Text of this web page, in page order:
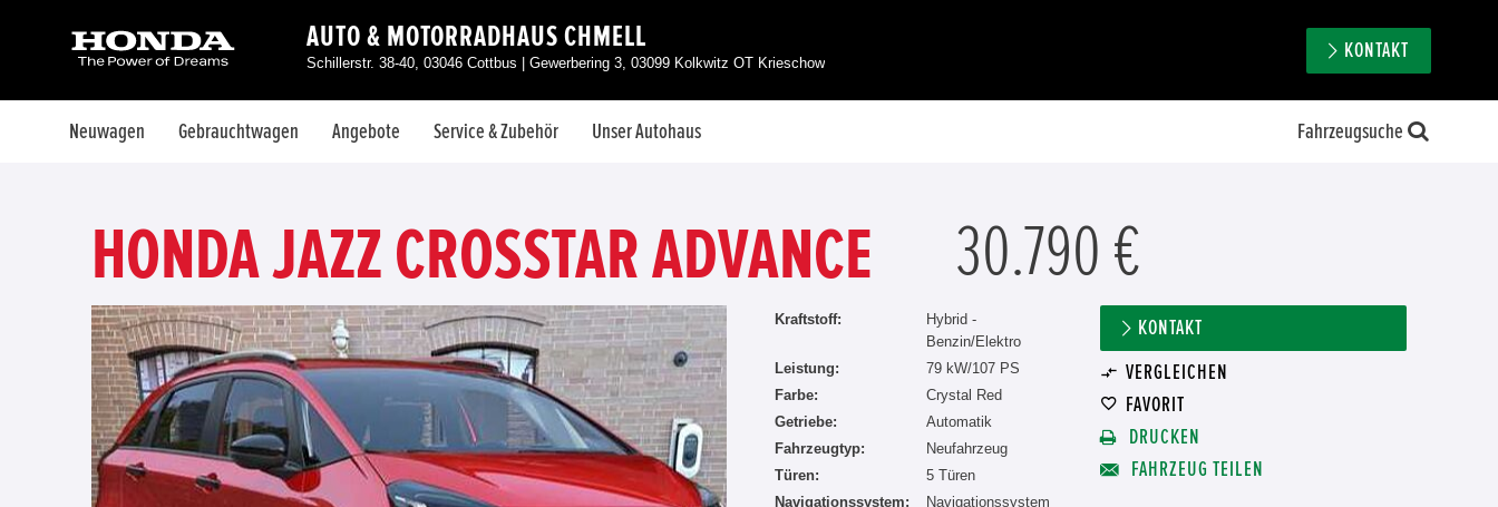
AUTO & MOTORRADHAUS CHMELL
Schillerstr. 38-40, 03046 Cottbus | Gewerbering 3, 03099 Kolkwitz OT Krieschow
KONTAKT
Neuwagen Gebrauchtwagen Angebote Service & Zubehör Unser Autohaus Fahrzeugsuche
HONDA JAZZ CROSSTAR ADVANCE 30.790 €
Kraftstoff:
Hybrid -
Benzin/Elektro
Leistung:
79 kW/107 PS
Farbe:
Crystal Red
Getriebe:
Automatik
Fahrzeugtyp:
Neufahrzeug
Türen:
5 Türen
Navigationssystem:
Navigationssystem
KONTAKT
VERGLEICHEN
FAVORIT
DRUCKEN
FAHRZEUG TEILEN